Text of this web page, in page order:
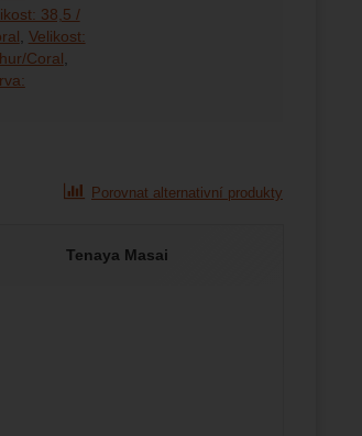
38,5 /
Velikost:
Coral
Porovnat alternativní produkty
Tenaya Masai